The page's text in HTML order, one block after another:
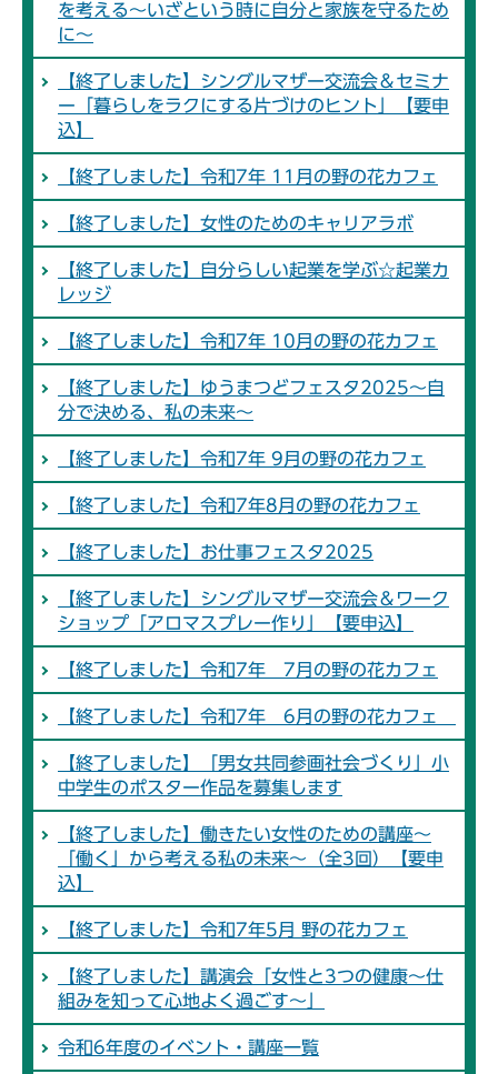
を考える～いざという時に自分と家族を守るため
に～
【終了しました】シングルマザー交流会＆セミナ
ー「暮らしをラクにする片づけのヒント」【要申
込】
【終了しました】令和7年 11月の野の花カフェ
【終了しました】女性のためのキャリアラボ
【終了しました】自分らしい起業を学ぶ☆起業カ
レッジ
【終了しました】令和7年 10月の野の花カフェ
【終了しました】ゆうまつどフェスタ2025～自
分で決める、私の未来～
【終了しました】令和7年 9月の野の花カフェ
【終了しました】令和7年8月の野の花カフェ
【終了しました】お仕事フェスタ2025
【終了しました】シングルマザー交流会＆ワーク
ショップ「アロマスプレー作り」【要申込】
【終了しました】令和7年 7月の野の花カフェ
【終了しました】令和7年 6月の野の花カフェ
【終了しました】「男女共同参画社会づくり」小
中学生のポスター作品を募集します
【終了しました】働きたい女性のための講座～
「働く」から考える私の未来～（全3回）【要申
込】
【終了しました】令和7年5月 野の花カフェ
【終了しました】講演会「女性と3つの健康～仕
組みを知って心地よく過ごす～」
令和6年度のイベント・講座一覧